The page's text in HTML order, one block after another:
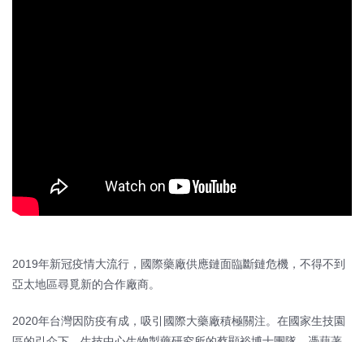
2019年新冠疫情大流行，國際藥廠供應鏈面臨斷鏈危機，不得不到
亞太地區尋覓新的合作廠商。
2020年台灣因防疫有成，吸引國際大藥廠積極關注。在國家生技園